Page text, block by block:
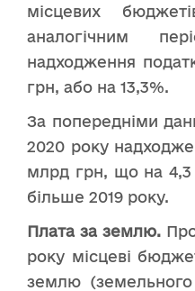
місцевих
аналогічним
надходження
грн, або на 13,3%.
За попередніми
2020 року
млрд грн, що на 4,3
більше 2019 року.
Плата за землю.
року місцеві
землю